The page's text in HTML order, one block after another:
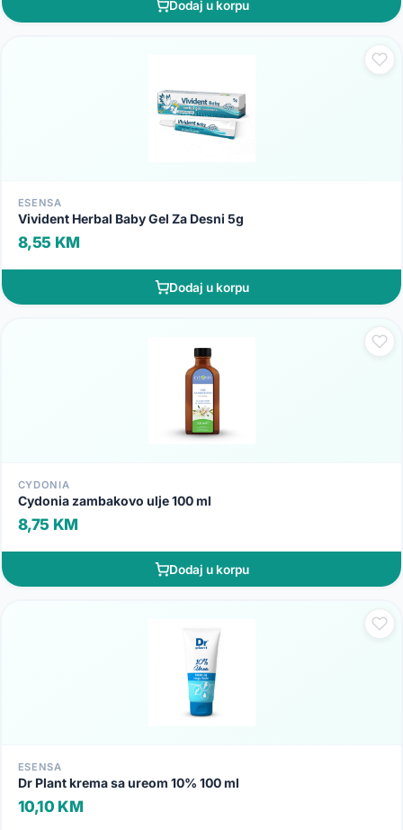
Dodaj u korpu
ESENSA
Vivident Herbal Baby Gel Za Desni 5g
8,55 KM
Dodaj u korpu
CYDONIA
Cydonia zambakovo ulje 100 ml
8,75 KM
Dodaj u korpu
ESENSA
Dr Plant krema sa ureom 10% 100 ml
10,10 KM